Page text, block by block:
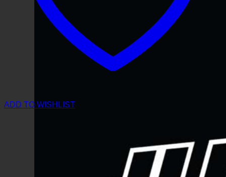
ADD TO WISHLIST